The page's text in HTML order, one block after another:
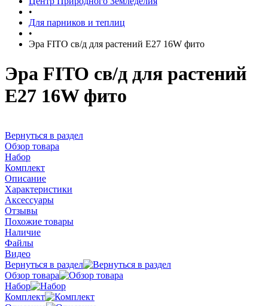
•
Для парников и теплиц
•
Эра FITO св/д для растений Е27 16W фито
Эра FITO св/д для растений
Е27 16W фито
Вернуться в раздел
Обзор товара
Набор
Комплект
Описание
Характеристики
Аксессуары
Отзывы
Похожие товары
Наличие
Файлы
Видео
Вернуться в раздел
Обзор товара
Набор
Комплект